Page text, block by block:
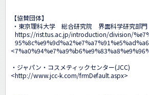
【協賛団体】
<
https://rist.tus.ac.jp/introduction/division/
・ジャパン・コスメティックセンター(JCC)
<http://www.jcc-k.com/frmDefault.aspx>